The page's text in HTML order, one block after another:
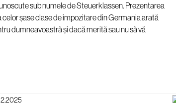
sub numele de Steuerklassen. Prezentarea
șase clase de impozitare din Germania arată
dumneavoastră și dacă merită sau nu să vă